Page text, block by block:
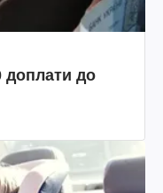
доплати до